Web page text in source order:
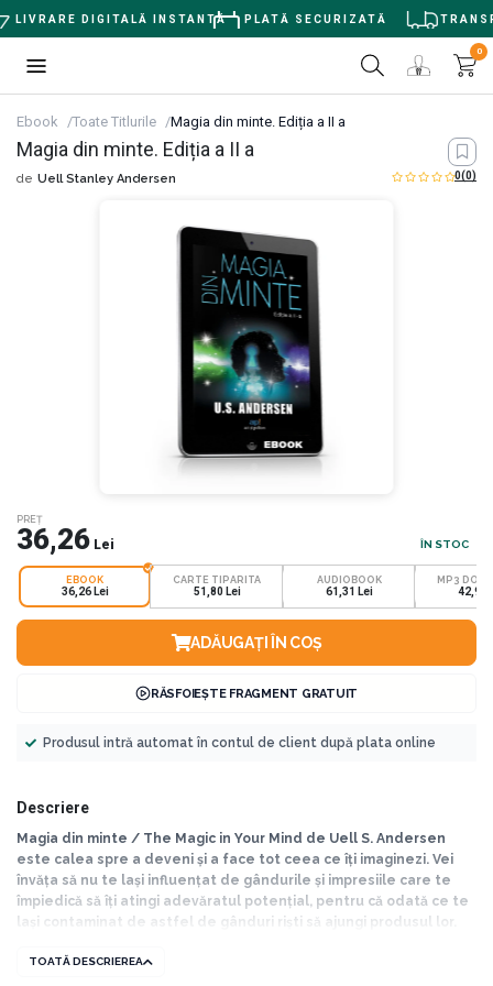
LIVRARE DIGITALĂ INSTANTĂ PLATĂ SECURIZATĂ
0
Ebook Toate Titlurile Magia din minte. Ediția a II a
Magia din minte. Ediția a II a
de Uell Stanley Andersen 0(0)
PREȚ
36,26 Lei ÎN STOC
EBOOK
36,26 Lei
CARTE TIPARITA
51,80 Lei
AUDIOBOOK
61,31 Lei
MP3
42,92
ADĂUGAȚI ÎN COȘ
RĂSFOIEȘTE FRAGMENT GRATUIT
Produsul intră automat în contul de client după plata online
Descriere
Magia din minte / The Magic in Your Mind de Uell S. Andersen
este calea spre a deveni și a face tot ceea ce îți imaginezi. Vei
învăța să nu te lași influențat de gândurile și impresiile care te
împiedică să îți atingi adevăratul potențial, pentru că odată ce te
lași contaminat de astfel de gânduri riști să ajungi produsul lor.
că poți schimba starea lumii exterioare schimbând-o mai întâi pe
TOATĂ DESCRIEREA